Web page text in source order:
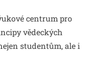
centrum pro
vědeckých
studentům, ale i